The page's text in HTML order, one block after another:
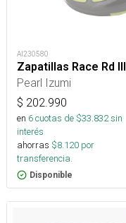
AI230580
Zapatillas Race Rd III
Pearl Izumi
$ 202.990
en 6cuotas de $33.832sin
interés
ahorras $8.120 por
transferencia.
Disponible